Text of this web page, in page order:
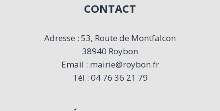
CONTACT
Adresse : 53, Route de Montfalcon
38940 Roybon
Email : mairie@roybon.fr
Tél : 04 76 36 21 79